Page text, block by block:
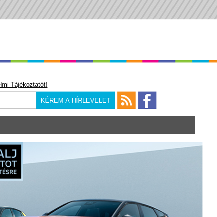
Tájékoztatót!